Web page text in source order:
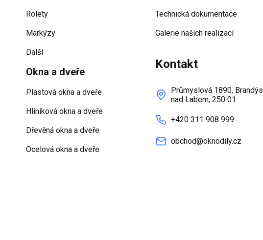
Rolety
Markýzy
Další
Okna a dveře
Plastová okna a dveře
Hliníková okna a dveře
Dřevěná okna a dveře
Ocelová okna a dveře
Technická dokumentace
Galerie našich realizací
Kontakt
Průmyslová 1890, Brandýs
nad Labem, 250 01
+420 311 908 999
obchod@oknodily.cz